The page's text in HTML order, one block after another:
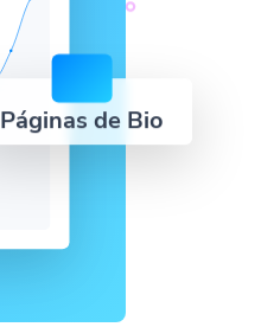
Páginas de Bio